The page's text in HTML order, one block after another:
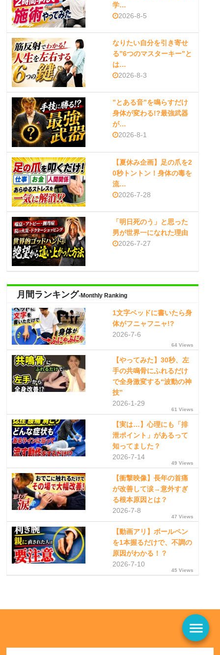
学…
2026-8-5
なりたい自分を引き寄せ
る”6つのマスターキー”と
は…
2026-8-3
”とある音”を鳴らすだけ
身体が変わる!?最強武器
が…
2026-8-1
【夏休み企画】足の爪を2
0秒トントン！身体の毒を
流…
2026-7-28
「明日死のう」と思った
男が世界一になれた理由
2026-7-27
月間ランキング-Monthly Ranking
1文字ベッドに書いたら身
体がフニャフニャ!?
2026-7-6
64 Views
【やってみた】30秒、左
手の共鳴骨にふれるだけ
で全身激変する“波動の神
技”
2026-1-29
61 Views
【実は…】心理にも「排
泄ポイント」があるって
知ってました？
2026-7-14
49 Views
【衝撃映像】長年の首痛
が改善して涙→意外すぎ
る根本原因とは？
2026-7-8
47 Views
【動画アリ】ボールペン
を1本握るだけで、不調の
原因がわかる！？
2026-7-10
45 Views
menu